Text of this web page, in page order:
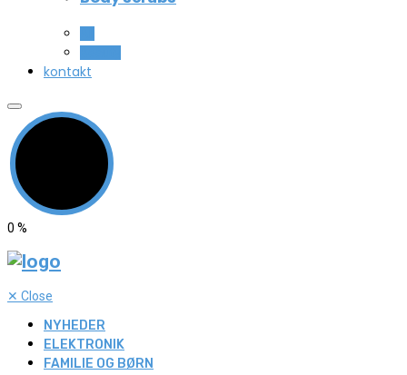
kontakt
0 %
✕ Close
NYHEDER
ELEKTRONIK
FAMILIE OG BØRN